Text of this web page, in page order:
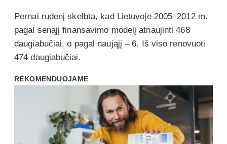
Pernai rudenį skelbta, kad Lietuvoje 2005–2012 m.
pagal senąjį finansavimo modelį atnaujinti 468
daugiabučiai, o pagal naująjį – 6. Iš viso renovuoti
474 daugiabučiai.
REKOMENDUOJAME